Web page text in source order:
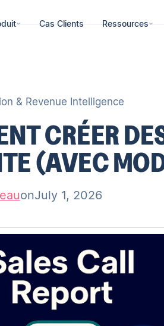
Cas Clients Ressources
& Revenue Intelligence
CRÉER
(AVEC
onJuly 1, 2026